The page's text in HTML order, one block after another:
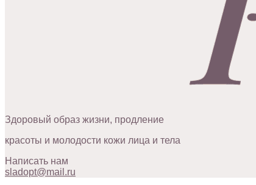
Здоровый образ жизни, продление
красоты и молодости кожи лица и тела
Написать нам
sladopt@mail.ru